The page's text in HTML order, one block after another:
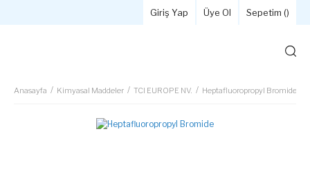
Giriş Yap Üye Ol Sepetim ()
Anasayfa Kimyasal Maddeler TCI EUROPE NV. Heptafluoropropyl Bromide